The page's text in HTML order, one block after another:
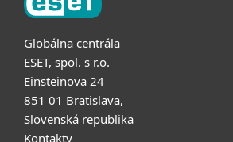
Globálna centrála
ESET, spol. s r.o.
Einsteinova 24
851 01 Bratislava,
Slovenská republika
Kontakty